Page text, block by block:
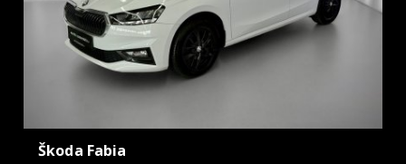
Škoda Fabia